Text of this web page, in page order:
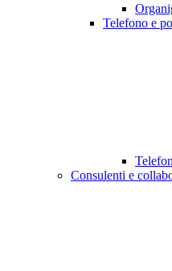
Telefono e
Consulenti e